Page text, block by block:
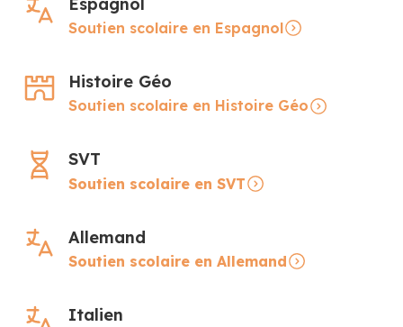
Soutien scolaire en Espagnol
Histoire Géo
Soutien scolaire en Histoire Géo
SVT
Soutien scolaire en SVT
Allemand
Soutien scolaire en Allemand
Italien